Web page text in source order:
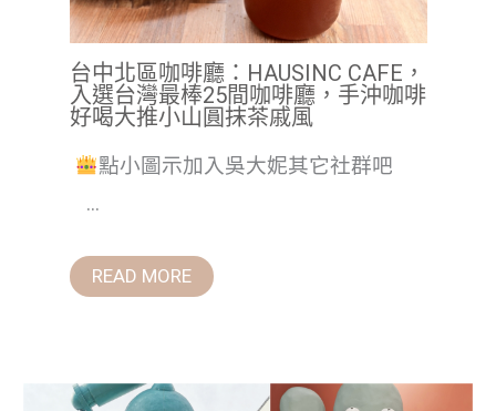
台中北區咖啡廳：HAUSINC CAFE，
入選台灣最棒25間咖啡廳，手沖咖啡
好喝大推小山圓抹茶戚風
點小圖示加入吳大妮其它社群吧
...
READ MORE